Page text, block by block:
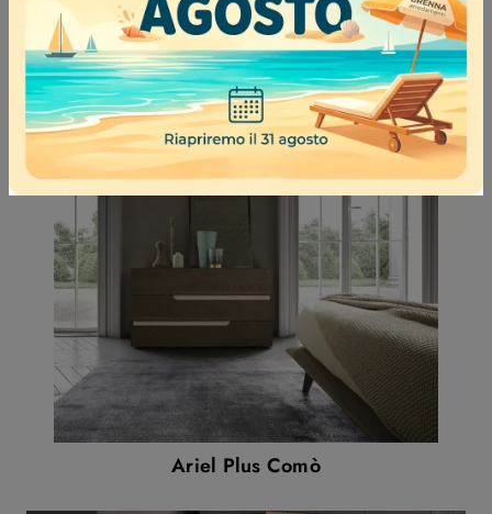
Cubo Frassino Comodino
Ariel Plus Comò